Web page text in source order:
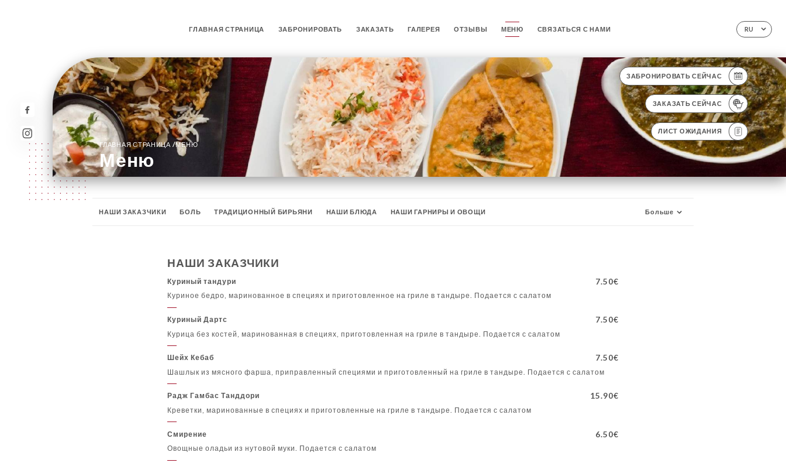
RU
ГЛАВНАЯ СТРАНИЦА ЗАБРОНИРОВАТЬ ЗАКАЗАТЬ ГАЛЕРЕЯ ОТЗЫВЫ МЕНЮ СВЯЗАТЬСЯ С НАМИ
ЗАБРОНИРОВАТЬ СЕЙЧАС
ЗАКАЗАТЬ СЕЙЧАС
ЛИСТ ОЖИДАНИЯ
ГЛАВНАЯ СТРАНИЦА /МЕНЮ
Меню
НАШИ ЗАКАЗЧИКИ БОЛЬ ТРАДИЦИОННЫЙ БИРЬЯНИ НАШИ БЛЮДА НАШИ ГАРНИРЫ И ОВОЩИ Больше
НАШИ ЗАКАЗЧИКИ
Куриный тандури 7.50€
Куриное бедро, маринованное в специях и приготовленное на гриле в тандыре. Подается с салатом
Куриный Дартс 7.50€
Курица без костей, маринованная в специях, приготовленная на гриле в тандыре. Подается с салатом
Шейх Кебаб 7.50€
Шашлык из мясного фарша, приправленный специями и приготовленный на гриле в тандыре. Подается с салатом
Радж Гамбас Танддори 15.90€
Креветки, маринованные в специях и приготовленные на гриле в тандыре. Подается с салатом
Смирение 6.50€
Овощные оладьи из нутовой муки. Подается с салатом